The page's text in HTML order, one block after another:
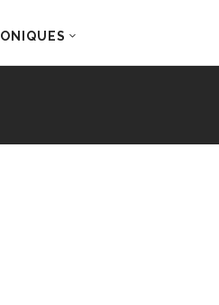
DERNIERS ARTICLES